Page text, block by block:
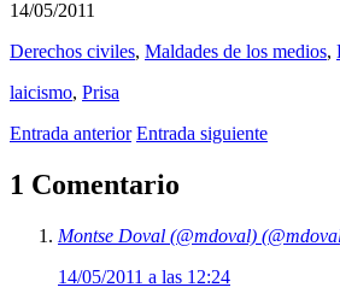
14/05/2011
Derechos civiles, Maldades de los medios,
laicismo, Prisa
Entrada anterior Entrada siguiente
1 Comentario
Montse Doval (@mdoval)
14/05/2011 a las 12:24